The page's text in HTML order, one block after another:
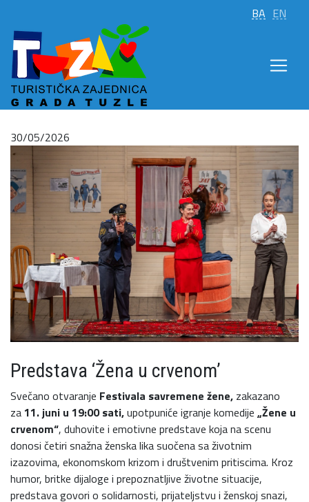
BA EN
30/05/2026
Predstava ‘Žena u crvenom’
Svečano otvaranje Festivala savremene žene, zakazano
za11. juni u 19:00 sati,upotpuniće igranje komedije „Žene u
crvenom“, duhovite i emotivne predstave koja na scenu
donosi četiri snažna ženska lika suočena sa životnim
izazovima, ekonomskom krizom i društvenim pritiscima. Kroz
humor, britke dijaloge i prepoznatljive životne situacije,
predstava govori o solidarnosti, prijateljstvu i ženskoj snazi,